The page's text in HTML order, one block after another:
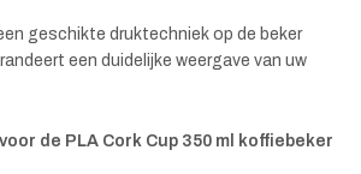
geschikte druktechniek op de beker
een duidelijke weergave van uw
de PLA Cork Cup 350 ml koffiebeker